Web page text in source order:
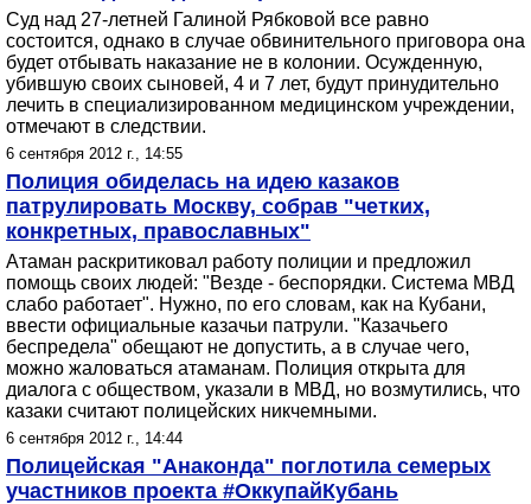
Суд над 27-летней Галиной Рябковой все равно
состоится, однако в случае обвинительного приговора она
будет отбывать наказание не в колонии. Осужденную,
убившую своих сыновей, 4 и 7 лет, будут принудительно
лечить в специализированном медицинском учреждении,
отмечают в следствии.
6 сентября 2012 г., 14:55
Полиция обиделась на идею казаков
патрулировать Москву, собрав "четких,
конкретных, православных"
Атаман раскритиковал работу полиции и предложил
помощь своих людей: "Везде - беспорядки. Система МВД
слабо работает". Нужно, по его словам, как на Кубани,
ввести официальные казачьи патрули. "Казачьего
беспредела" обещают не допустить, а в случае чего,
можно жаловаться атаманам. Полиция открыта для
диалога с обществом, указали в МВД, но возмутились, что
казаки считают полицейских никчемными.
6 сентября 2012 г., 14:44
Полицейская "Анаконда" поглотила семерых
участников проекта #ОккупайКубань